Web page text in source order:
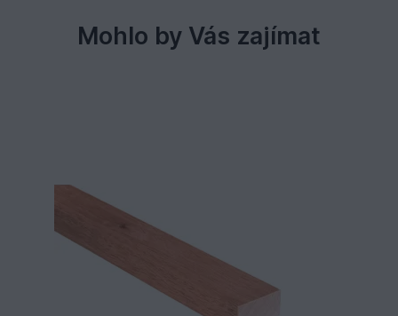
Mohlo by Vás zajímat